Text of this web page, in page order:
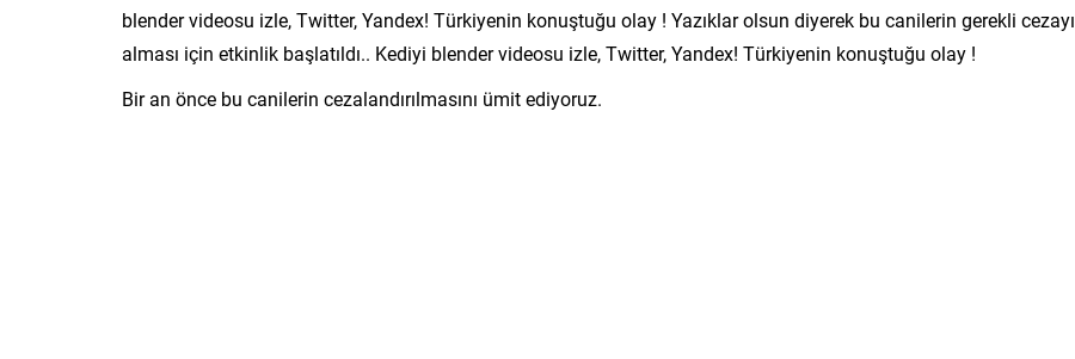
blender videosu izle, Twitter, Yandex! Türkiyenin konuştuğu olay ! Yazıklar olsun diyerek bu canilerin gerekli cezayı
alması için etkinlik başlatıldı.. Kediyi blender videosu izle, Twitter, Yandex! Türkiyenin konuştuğu olay !
Bir an önce bu canilerin cezalandırılmasını ümit ediyoruz.